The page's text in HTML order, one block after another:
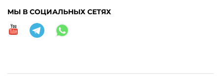
МЫ В СОЦИАЛЬНЫХ СЕТЯХ